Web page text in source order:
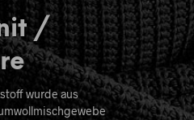
/
wurde aus